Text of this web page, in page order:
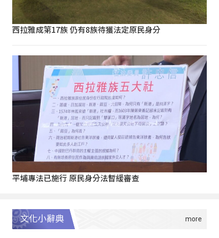
西拉雅成第17族 仍有8族待獲法定原民身分
平埔專法已施行 原民身分法暫緩審查
文化小辭典